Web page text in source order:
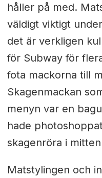
håller på med.
väldigt viktigt
det är verkligen
för Subway för
fota mackorna till
Skagenmackan
menyn var en
hade
skagenröra i
Matstylingen och